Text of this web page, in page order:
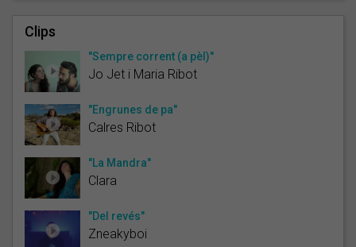
Clips
"Sempre corrent (a pèl)"
Jo Jet i Maria Ribot
"Engrunes de pa"
Calres Ribot
"La Mandra"
Clara
"Del revés"
Zneakyboi